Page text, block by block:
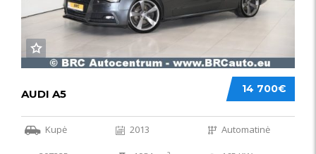
14 700€
AUDI A5
Kupė 2013 Automatinė